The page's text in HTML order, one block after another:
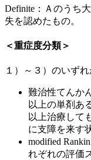
Definite：Ａのうち
失を認めたもの。
＜重症度分類＞
１）～３）のいず
難治性てんか
以上の単剤あ
以上治療して
に支障を来す
modified
れぞれの評価